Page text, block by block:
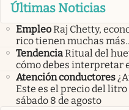
Últimas Noticias
EmpleoRaj Chetty,
rico tienen muchas
TendenciaRitual del
cómo debes interpretar
Atención conductores
Este es el precio del litro
sábado 8 de agosto